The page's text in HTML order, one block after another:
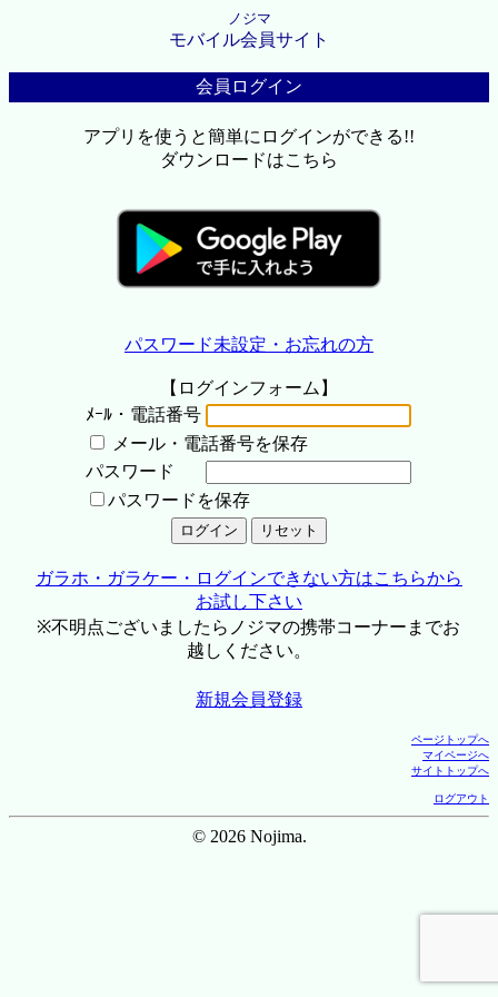
ノジマ
モバイル会員サイト
会員ログイン
アプリを使うと簡単にログインができる!!
ダウンロードはこちら
パスワード未設定・お忘れの方
【ログインフォーム】
ﾒｰﾙ・電話番号
メール・電話番号を保存
パスワード
パスワードを保存
ガラホ・ガラケー・ログインできない方はこちらから
お試し下さい
※不明点ございましたらノジマの携帯コーナーまでお
越しください。
新規会員登録
ページトップへ
マイページへ
サイトトップへ
ログアウト
© 2026 Nojima.